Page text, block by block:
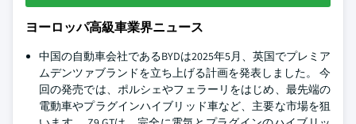
ヨーロッパ高級車業界ニュース
中国の自動車会社であるBYDは2025年5月、英国でプレミア
ムデンツァブランドを立ち上げる計画を発表しました。 今
回の発売では、ポルシェやフェラーリをはじめ、最先端の
電動車やプラグインハイブリッド車など、主要な市場を狙